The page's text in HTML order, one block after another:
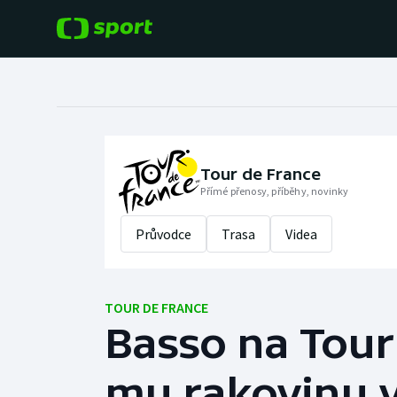
Hokej
Tenis
Atletika
Cyklistika
Baseball a softbal
Basketbal
Box
Tour de France
Přímé přenosy, příběhy, novinky
Průvodce Trasa Videa
TOUR DE FRANCE
Basso na